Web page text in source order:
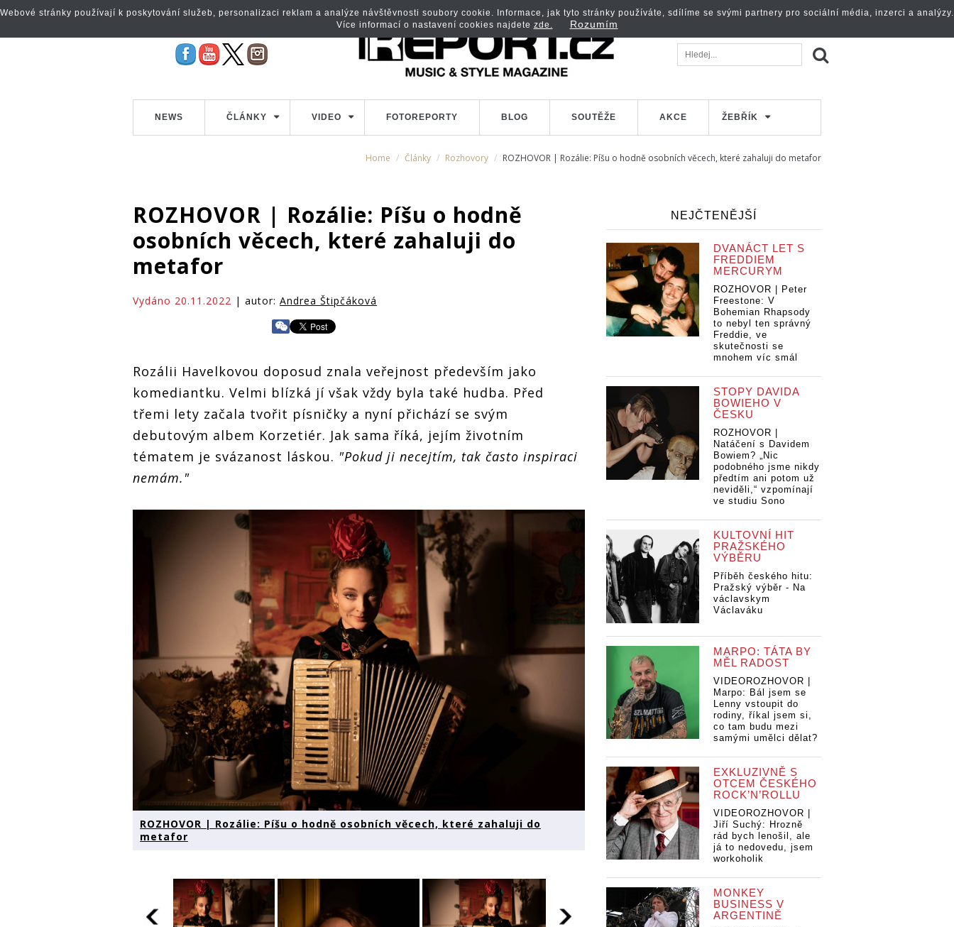
NEWS ČLÁNKY VIDEO FOTOREPORTY BLOG SOUTĚŽE AKCE ŽEBŘÍK
Home Články Rozhovory ROZHOVOR | Rozálie: Píšu o hodně osobních věcech, které zahaluji do metafor
ROZHOVOR | Rozálie: Píšu o hodně
osobních věcech, které zahaluji do
metafor
Vydáno 20.11.2022 | autor: Andrea Štipčáková
Rozálii Havelkovou doposud znala veřejnost především jako
komediantku. Velmi blízká jí však vždy byla také hudba. Před
třemi lety začala tvořit písničky a nyní přichází se svým
debutovým albem Korzetiér. Jak sama říká, jejím životním
tématem je svázanost láskou. "Pokud ji necejtím, tak často inspiraci
nemám."
ROZHOVOR | Rozálie: Píšu o hodně osobních věcech, které zahaluji do
metafor
NEJČTENĚJŠÍ
DVANÁCT LET S
FREDDIEM
MERCURYM
ROZHOVOR | Peter
Freestone: V
Bohemian Rhapsody
to nebyl ten správný
Freddie, ve
skutečnosti se
mnohem víc smál
STOPY DAVIDA
BOWIEHO V
ČESKU
ROZHOVOR |
Natáčení s Davidem
Bowiem? „Nic
podobného jsme nikdy
předtím ani potom už
neviděli,“ vzpomínají
ve studiu Sono
KULTOVNÍ HIT
PRAŽSKÉHO
VÝBĚRU
Příběh českého hitu:
Pražský výběr - Na
václavskym
Václaváku
MARPO: TÁTA BY
MĚL RADOST
VIDEOROZHOVOR |
Marpo: Bál jsem se
Lenny vstoupit do
rodiny, říkal jsem si,
co tam budu mezi
samými umělci dělat?
EXKLUZIVNĚ S
OTCEM ČESKÉHO
ROCK’N’ROLLU
VIDEOROZHOVOR |
Jiří Suchý: Hrozně
rád bych lenošil, ale
já to nedovedu, jsem
workoholik
MONKEY
BUSINESS V
ARGENTINĚ
Webové stránky používají k poskytování služeb, personalizaci reklam a analýze návštěvnosti soubory cookie. Informace, jak tyto stránky používáte, sdílíme se svými partnery pro sociální média, inzerci a analýzy.
Více informací o nastavení cookies najdete zde. Rozumím